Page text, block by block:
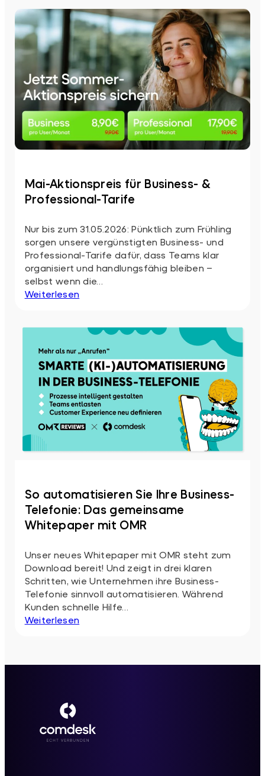
Studie:
KI-
Nutzung
in
der
Business-
Telefonie
Mai-Aktionspreis für Business- &
Professional-Tarife
Nur bis zum 31.05.2026: Pünktlich zum Frühling
sorgen unsere vergünstigten Business- und
Professional-Tarife dafür, dass Teams klar
organisiert und handlungsfähig bleiben –
selbst wenn die…
Weiterlesen:
für
&
Professional-
Tarife
So automatisieren Sie Ihre Business-
Telefonie: Das gemeinsame
Whitepaper mit OMR
Unser neues Whitepaper mit OMR steht zum
Download bereit! Und zeigt in drei klaren
Schritten, wie Unternehmen ihre Business-
Telefonie sinnvoll automatisieren. Während
Kunden schnelle Hilfe…
Weiterlesen:
gemeinsame
Whitepaper